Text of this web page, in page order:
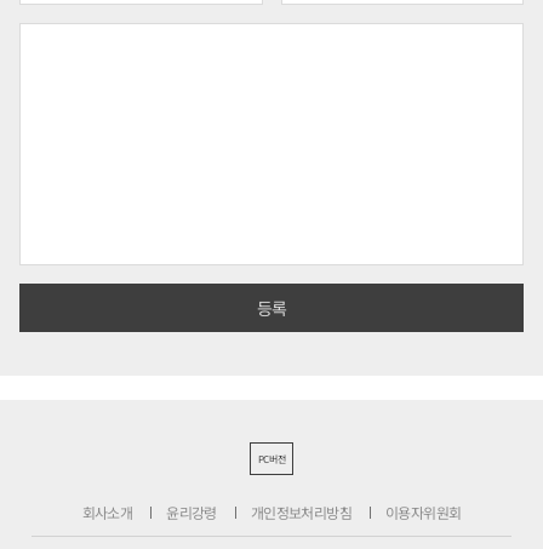
PC버전
회사소개 윤리강령 개인정보처리방침 이용자위원회